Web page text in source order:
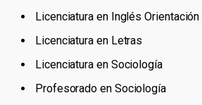
Licenciatura en Inglés
Licenciatura en Letras
Licenciatura en Sociología
Profesorado en Sociología